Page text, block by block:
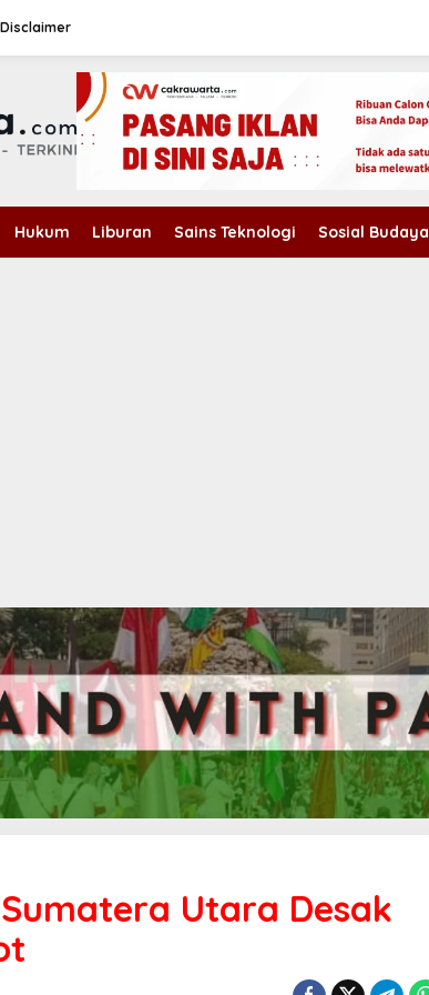
Disclaimer
Hukum Liburan Sains Teknologi Sosial Budaya
Utara Desak